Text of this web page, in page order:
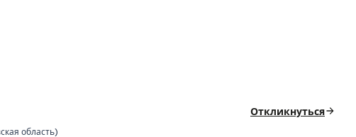
область)
Откликнуться